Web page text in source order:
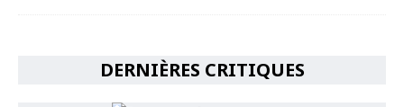
DERNIÈRES CRITIQUES